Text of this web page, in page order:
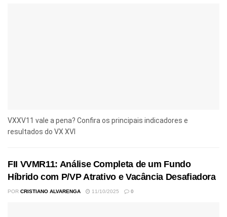
VXXV11 vale a pena? Confira os principais indicadores e
resultados do VX XVI
FII VVMR11: Análise Completa de um Fundo
Híbrido com P/VP Atrativo e Vacância Desafiadora
POR CRISTIANO ALVARENGA 11/10/2025 0